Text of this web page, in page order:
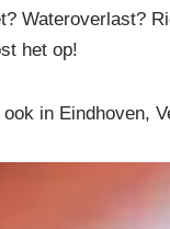
Wateroverlast?
het op!
in Eindhoven,